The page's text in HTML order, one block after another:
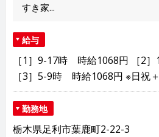
すき家...
給与
［1］9-17時 時給1068円 ［2
［3］5-9時 時給1068円 ※日祝
勤務地
栃木県足利市葉鹿町2-22-3